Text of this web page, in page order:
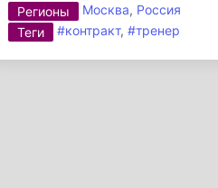
Регионы
Москва, Россия
Теги
#контракт,#тренер